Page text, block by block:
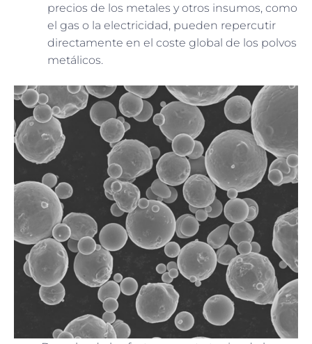
precios de los metales y otros insumos, como
el gas o la electricidad, pueden repercutir
directamente en el coste global de los polvos
metálicos.